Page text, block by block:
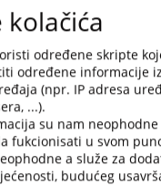
mail adresu suda.
7857VIEWS
određene skripte
određene informacije
(npr. IP adresa
...).
su nam
fukcionisati u svom
a služe za
budućeg